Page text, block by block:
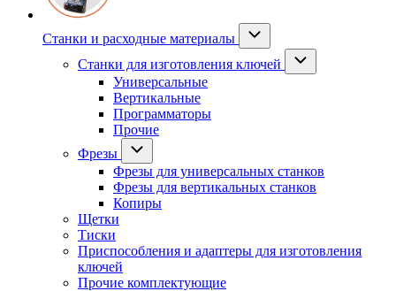
Станки и расходные материалы
Станки для изготовления ключей
Универсальные
Вертикальные
Программаторы
Прочие
Фрезы
Фрезы для универсальных станков
Фрезы для вертикальных станков
Копиры
Щетки
Тиски
Приспособления и адаптеры для изготовления
ключей
Прочие комплектующие